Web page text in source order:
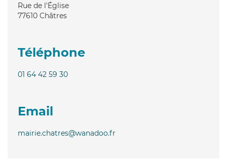
Rue de l'Église
77610 Châtres
Téléphone
01 64 42 59 30
Email
mairie.chatres@wanadoo.fr